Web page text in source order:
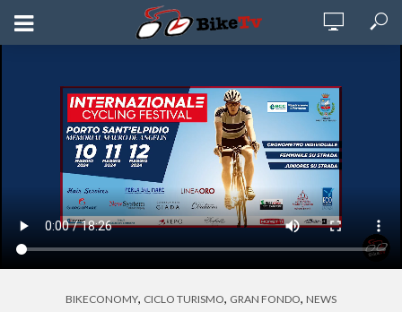
BIKECONOMY, CICLO TURISMO, GRAN FONDO, NEWS